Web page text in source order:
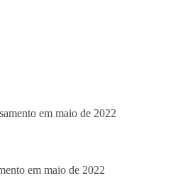
em maio de 2022